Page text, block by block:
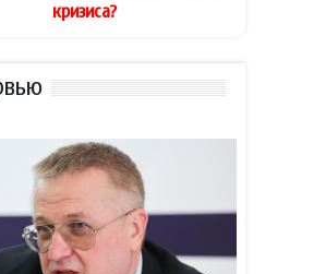
сократилась на 40%
Эрдоган: Мекканское
соглашение о коллективной
обороне открыто для новых
участников
кризиса?